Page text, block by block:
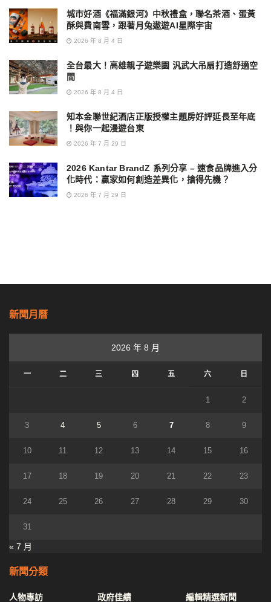
城市好酒《福滿銀河》中秋禮盒，聯名茶酒、蛋黃
酥與費南雪，跟著月兔遨遊AI星際宇宙
2026 年 8 月 4 日
全台最大！高雄親子遊樂園 汎武大吊扇打造舒適空
間
2026 年 8 月 4 日
知本金聯世紀酒店正版授權主題房好評延長至年底
！與你一起漫遊台東
2026 年 7 月 29 日
2026 Kantar BrandZ 系列分享 – 速食品牌進入分
化時代：贏家如何創造差異化，搶得先機？
2026 年 7 月 29 日
新聞月曆
2026 年 8 月
一 二 三 四 五 六 日
1 2
3 4 5 6 7 8 9
10 11 12 13 14 15 16
17 18 19 20 21 22 23
24 25 26 27 28 29 30
31
« 7 月
新聞分類
人物專訪 政府佳績 編輯精選新聞